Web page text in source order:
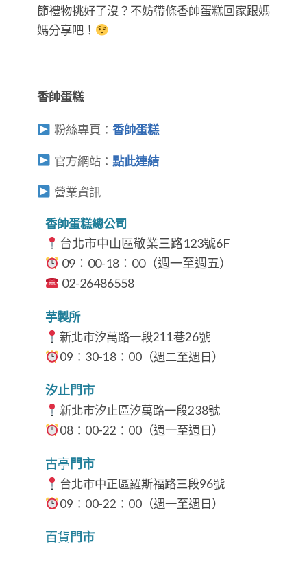
節禮物挑好了沒？不妨帶條香帥蛋糕回家跟媽
媽分享吧！
香帥蛋糕
粉絲專頁： 香帥蛋糕
官方網站： 點此連結
營業資訊
香帥蛋糕總公司
台北市中山區敬業三路123號6F
09：00-18：00（週一至週五）
02-26486558
芋製所
新北市汐萬路一段211巷26號
09：30-18：00（週二至週日）​​​​​​​
汐止門市
新北市汐止區汐萬路一段238號
08：00-22：00（週一至週日）
古亭門市
台北市中正區羅斯福路三段96號
09：00-22：00（週一至週日）
百貨門市